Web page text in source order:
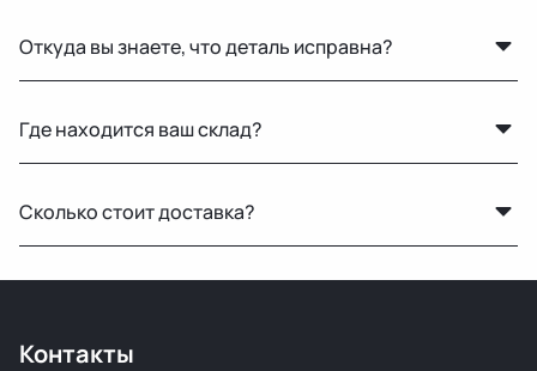
Откуда вы знаете, что деталь исправна?
детали осматриваются на видимые дефекты перед
продажей.
Где находится ваш склад?
есть склад в России для ускоренной доставки по РФ.
Сколько стоит доставка?
Контакты